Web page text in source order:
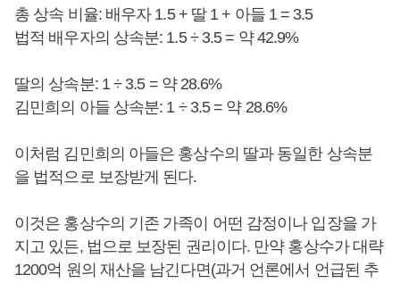
총 상속 비율: 배우자 1.5 + 딸 1 + 아들 1 = 3.5
법적 배우자의 상속분: 1.5 ÷ 3.5 = 약 42.9%
딸의 상속분: 1 ÷ 3.5 = 약 28.6%
김민희의 아들 상속분: 1 ÷ 3.5 = 약 28.6%
이처럼 김민희의 아들은 홍상수의 딸과 동일한 상속분
을 법적으로 보장받게 된다.
이것은 홍상수의 기존 가족이 어떤 감정이나 입장을 가
지고 있든, 법으로 보장된 권리이다. 만약 홍상수가 대략
1200억 원의 재산을 남긴다면(과거 언론에서 언급된 추